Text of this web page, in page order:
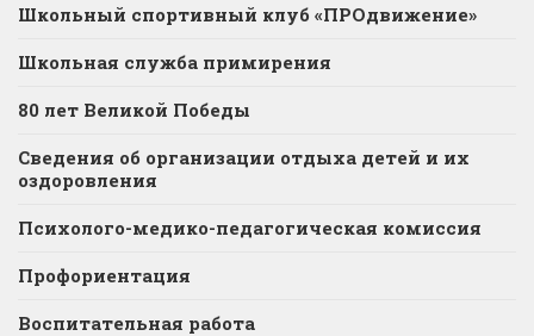
Школьный спортивный клуб «ПРОдвижение»
Школьная служба примирения
80 лет Великой Победы
Сведения об организации отдыха детей и их
оздоровления
Психолого-медико-педагогическая комиссия
Профориентация
Воспитательная работа